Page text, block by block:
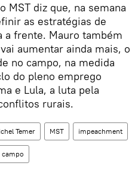
MST diz que, na semana
as estratégias de
a frente. Mauro também
aumentar ainda mais, o
no campo, na medida
do pleno emprego
e Lula, a luta pela
rurais.
Temer MST impeachment
campo